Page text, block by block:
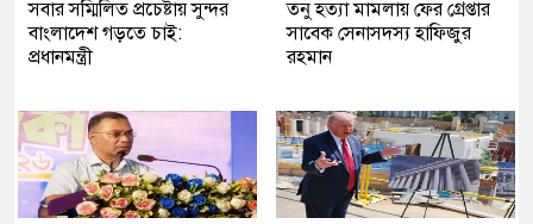
সবার সম্মিলিত প্রচেষ্টায় সুন্দর
বাংলাদেশ গড়তে চাই:
প্রধানমন্ত্রী
তনু হত্যা মামলায় ফের গ্রেপ্তার
সাবেক সেনাসদস্য হাফিজুর
রহমান